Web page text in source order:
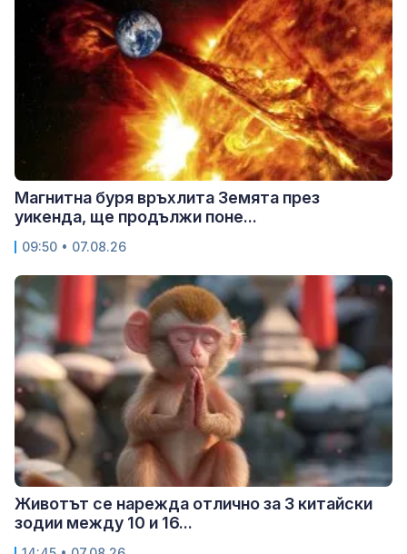
Магнитна буря връхлита Земята през
уикенда, ще продължи поне...
09:50 • 07.08.26
Животът се нарежда отлично за 3 китайски
зодии между 10 и 16...